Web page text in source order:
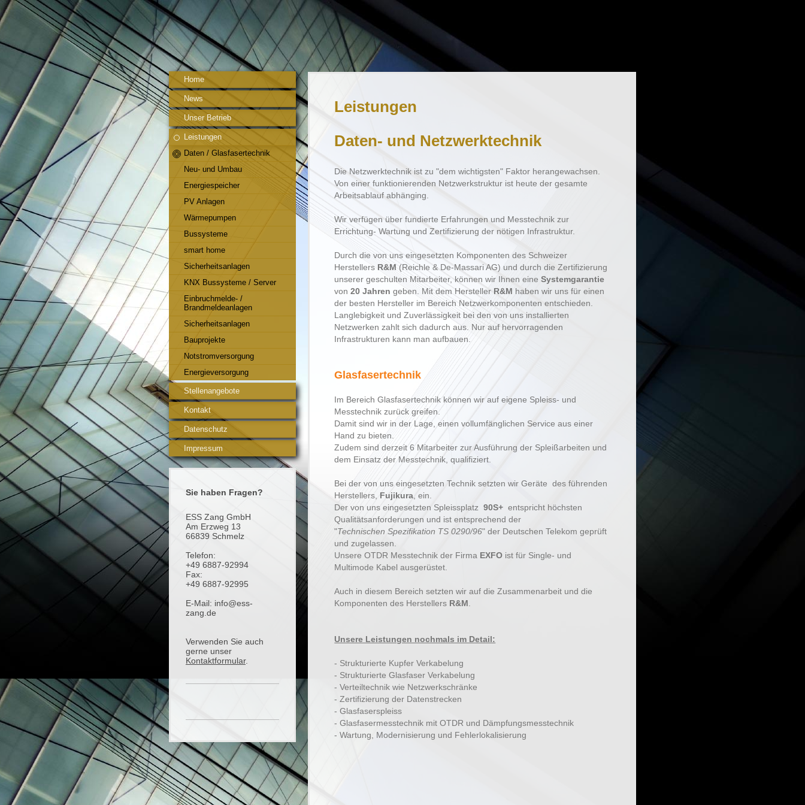
Home
News
Unser Betrieb
Leistungen
Daten / Glasfasertechnik
Neu- und Umbau
Energiespeicher
PV Anlagen
Wärmepumpen
Bussysteme
smart home
Sicherheitsanlagen
KNX Bussysteme / Server
Einbruchmelde- /
Brandmeldeanlagen
Sicherheitsanlagen
Bauprojekte
Notstromversorgung
Energieversorgung
Stellenangebote
Kontakt
Datenschutz
Impressum
Sie haben Fragen?
ESS Zang GmbH
Am Erzweg 13
66839 Schmelz
Telefon:
+49 6887-92994
Fax:
+49 6887-92995
E-Mail: info@ess-
zang.de
Verwenden Sie auch
gerne unser
Kontaktformular.
Leistungen
Daten- und Netzwerktechnik
Die Netzwerktechnik ist zu "dem wichtigsten" Faktor herangewachsen.
Von einer funktionierenden Netzwerkstruktur ist heute der gesamte
Arbeitsablauf abhänging.
Wir verfügen über fundierte Erfahrungen und Messtechnik zur
Errichtung- Wartung und Zertifizierung der nötigen Infrastruktur.
Durch die von uns eingesetzten Komponenten des Schweizer
Herstellers R&M (Reichle & De-Massari AG) und durch die Zertifizierung
unserer geschulten Mitarbeiter, können wir Ihnen eine Systemgarantie
von20 Jahren geben. Mit dem Hersteller R&M haben wir uns für einen
der besten Hersteller im Bereich Netzwerkomponenten entschieden.
Langlebigkeit und Zuverlässigkeit bei den von uns installierten
Netzwerken zahlt sich dadurch aus. Nur auf hervorragenden
Infrastrukturen kann man aufbauen.
Glasfasertechnik
Im Bereich Glasfasertechnik können wir auf eigene Spleiss- und
Messtechnik zurück greifen.
Damit sind wir in der Lage, einen vollumfänglichen Service aus einer
Hand zu bieten.
Zudem sind derzeit 6 Mitarbeiter zur Ausführung der Spleißarbeiten und
dem Einsatz der Messtechnik, qualifiziert.
Bei der von uns eingesetzten Technik setzten wir Geräte des führenden
Herstellers, Fujikura , ein.
Der von uns eingesetzten Spleissplatz90S+ entspricht höchsten
Qualitätsanforderungen und ist entsprechend der
"Technischen Spezifikation TS 0290/96" der Deutschen Telekom geprüft
und zugelassen.
Unsere OTDR Messtechnik der Firma EXFO ist für Single- und
Multimode Kabel ausgerüstet.
Auch in diesem Bereich setzten wir auf die Zusammenarbeit und die
Komponenten des Herstellers R&M
Unsere Leistungen nochmals im Detail:
- Strukturierte Kupfer Verkabelung
- Strukturierte Glasfaser Verkabelung
- Verteiltechnik wie Netzwerkschränke
- Zertifizierung der Datenstrecken
- Glasfaserspleiss
- Glasfasermesstechnik mit OTDR und Dämpfungsmesstechnik
- Wartung, Modernisierung und Fehlerlokalisierung